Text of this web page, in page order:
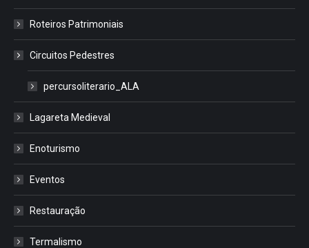
Roteiros Patrimoniais
Circuitos Pedestres
percursoliterario_ALA
Lagareta Medieval
Enoturismo
Eventos
Restauração
Termalismo